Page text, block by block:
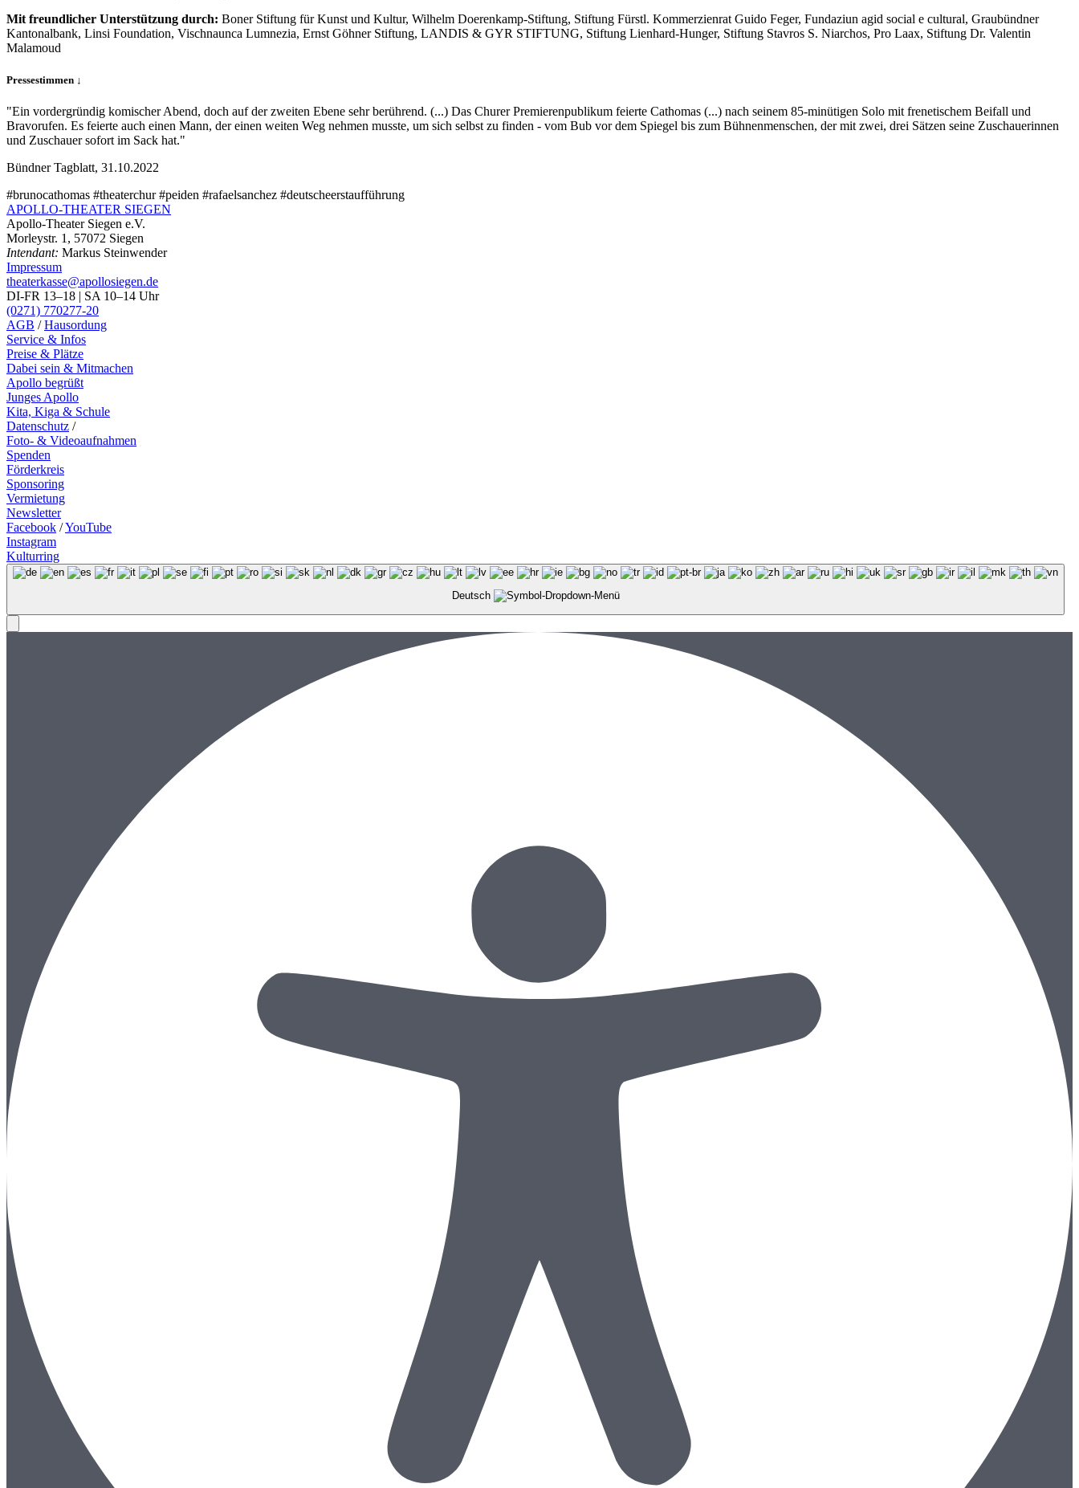
Mit freundlicher Unterstützung durch: Boner Stiftung für Kunst und Kultur, Wilhelm Doerenkamp-Stiftung, Stiftung Fürstl. Kommerzienrat Guido Feger, Fundaziun agid social e cultural, Graubündner
Kantonalbank, Linsi Foundation, Vischnaunca Lumnezia, Ernst Göhner Stiftung, LANDIS & GYR STIFTUNG, Stiftung Lienhard-Hunger, Stiftung Stavros S. Niarchos, Pro Laax, Stiftung Dr. Valentin
Malamoud
Pressestimmen ↓
"Ein vordergründig komischer Abend, doch auf der zweiten Ebene sehr berührend. (...) Das Churer Premierenpublikum feierte Cathomas (...) nach seinem 85-minütigen Solo mit frenetischem Beifall und
Bravorufen. Es feierte auch einen Mann, der einen weiten Weg nehmen musste, um sich selbst zu finden - vom Bub vor dem Spiegel bis zum Bühnenmenschen, der mit zwei, drei Sätzen seine Zuschauerinnen
und Zuschauer sofort im Sack hat."
Bündner Tagblatt, 31.10.2022
#brunocathomas #theaterchur #peiden #rafaelsanchez #deutscheerstaufführung
APOLLO-THEATER SIEGEN
Apollo-Theater Siegen e.V.
Morleystr. 1, 57072 Siegen
Intendant: Markus Steinwender
Impressum
theaterkasse@apollosiegen.de
DI-FR 13–18 | SA 10–14 Uhr
(0271) 770277-20
AGB /Hausordung
Service & Infos
Preise & Plätze
Dabei sein & Mitmachen
Apollo begrüßt
Junges Apollo
Kita, Kiga & Schule
Datenschutz /
Foto- & Videoaufnahmen
Spenden
Förderkreis
Sponsoring
Vermietung
Newsletter
Facebook /YouTube
Instagram
Kulturring
Deutsch